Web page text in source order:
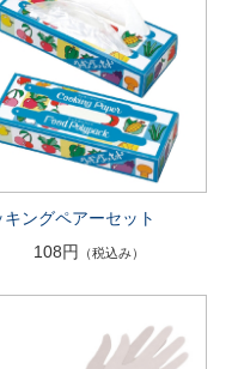
キングペアーセット
108円
（税込み）